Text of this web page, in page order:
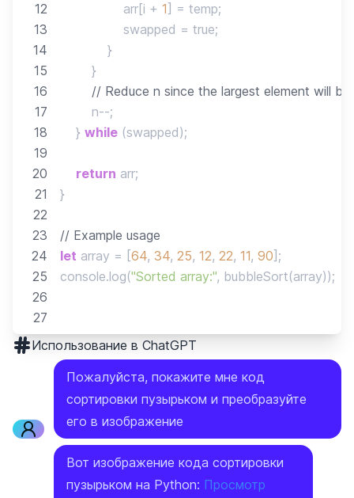
12
                arr
[i + 1 = temp;
13
                swapped
= true;
14
}
15
}
16
// Reduce n since the largest element will
17
        n
--;
18
} while (swapped);
19
20
return arr;
21
}
22
23
// Example usage
24
let array = 64, 34, 25, 12, 22, 11, 90 ;
25
console.log("Sorted array:", bubbleSort(array));
26
27
Использование в ChatGPT
Пожалуйста, покажите мне код
сортировки пузырьком и преобразуйте
его в изображение
Вот изображение кода сортировки
пузырьком на Python: Просмотр